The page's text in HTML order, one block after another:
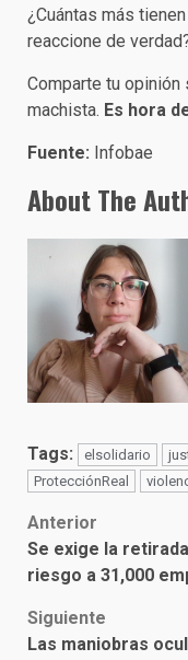
¿Cuántas más
reaccione de
Comparte tu
machista. Es hora
Fuente: Infobae
About The
Tags: elsolidario
ProtecciónReal
Post
navigation
Anterior
Se exige la
riesgo a 31,000
Siguiente
Las maniobras